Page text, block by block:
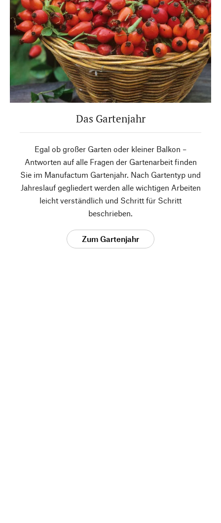
Das Gartenjahr
Egal ob großer Garten oder kleiner Balkon –
Antworten auf alle Fragen der Gartenarbeit finden
Sie im Manufactum Gartenjahr. Nach Gartentyp und
Jahreslauf gegliedert werden alle wichtigen Arbeiten
leicht verständlich und Schritt für Schritt
beschrieben.
Zum Gartenjahr